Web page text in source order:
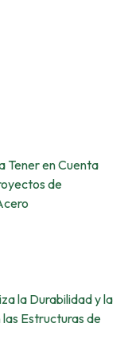
Tener en Cuenta
de
la Durabilidad y la
Estructuras de